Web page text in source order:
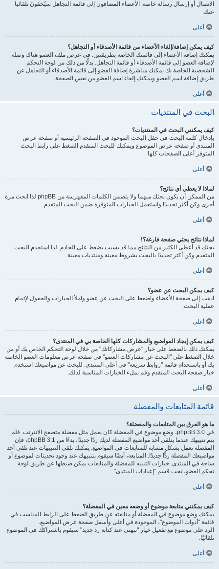
الاتصال أو إرسال رسالة خاصة. الأعضاء المضافون إلى قائمة التجاهل سيُخفَونَ تلقائيا
عنك.
أعلى
كيف يمكن إضافة/إلغاء الأعضاء من قائمة الأصدقاء أو التجاهل؟
يمكنك إضافة الأعضاء إلى قائمتك الخاصة بطريقتين. في عرض ملف العضو هناك وصلة
لإضافة العضو إلى قائمة الأصدقاء أو قائمة التجاهل. بدلًا من ذلك من لوحة التحكم
الشخصية الخاصة بك يمكنك مباشرة إضافة العضو إلى قائمة الأصدقاء أو التجاهل عن
طريق إضافة اسم العضو ويمكنك إلغاء اسم العضو من نفس الصفحة.
أعلى
البحث في المنتديات
كيف يمكنني البحث في المنتديات؟
بإدخال كلمة البحث في حقل البحث الموجود في الصفحة الرئيسية أو صفحة عرض
المنتدى أو صفحة عرض الموضوع ويمكنك للبحث المتقدم الضغط على رابط البحث
المتوفر أعلى الصفحات كلها.
أعلى
لماذا لا يعطي أي نتائج؟
من الممكن أن يكون بحثك مبهما ولا يتضمن الكلمات المفهرسة من phpBB لذا ابحث مرة
أخرى وكن أكثر تحديدًا واستعمل الخيارات المتوفرة ضمن البحث المتقدم.
أعلى
لماذا نتائج بحثي صفحة فارغة؟!
بحثك قد أعطى الكثير من النتائج مما قد يسبب بضغط على الخادم. لذا استخدم البحث
المتقدم وكن أكثر تحديدًا بالبحث بشروط معينة ومنتديات معينة.
أعلى
كيف يمكن البحث عن عضو؟
اذهب إلى صفحة الأعضاء واضغط على البحث عن عضو واملأ الخيارات والحقول لإتمام
عملية البحث.
أعلى
كيف يمكن إيجاد المواضيع والمشاركات كلها الخاصة بي في المنتدى؟
يمكنك ذلك بالضغط على خيار "عرض مشاركاتك" من خلال لوحة التحكم الخاص بك أو من
خلال الضغط على "البحث عن مشاركات العضو" في صفحة عرض معلومات العضو الخاصة
بك أو باستخدام قائمة "روابط سريعة" في أعلى المنتدى. للبحث عن مواضيعك استخدم
خيار صفحة البحث المتقدم وقم بملء الخيارات المناسبة لذلك.
أعلى
قائمة المتابعات والمفضلة
ما هو الفرق بين المتابعات والمفضلة؟
في phpBB 3.0، وضع موضوع في المفضلة كان يعمل مثل مفضلة متصفح الانترنت. فلم
يتم تنبيهك عندما يتلقى أحد مواضيع المفضلة لديك ردًا جديدًا. بدءًا من phpBB 3.1، فإن
المفضلة تعمل بشكل مشابه للمتابعات في المواضيع. يمكنك تلقي التنبيهات عند تلقي أحد
مواضيعك المفضلة ردًّا جديدًا. المتابعة، أيضًا سيقوم بتنبيهك عند وجود تحديثات لموضوع أو
ساحة في المنتدى. خيارات التنبيه للمفضلة والمتابعات يمكن ضبطها عن طريق لوحة
تحكم العضو، تحت قسم "إعدادات المنتدى".
أعلى
كيف يمكنني متابعة موضوع أو وضعه معين في المفضلة؟
يمكنك وضع موضوع في المفضلة أو متابعته عن طريق الضغط على الرابط المناسب في
قائمة "أدوات الموضوع"، الموجودة في أعلى وأسفل صفحة عرض المواضيع.
الرد على موضوع مع تفعيل خيار "نبهني عند كتابة رد جديد" سيقوم باشتراكك في الموضوع
تلقائيًا.
أعلى